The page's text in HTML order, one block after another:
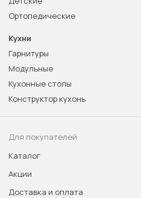
Ортопедические
Кухни
Гарнитуры
Модульные
Кухонные столы
Конструктор кухонь
Для покупателей
Каталог
Акции
Доставка и оплата